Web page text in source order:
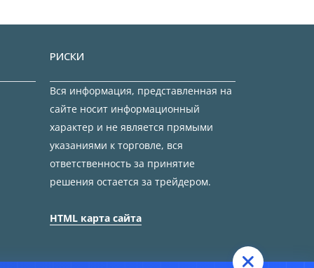
РИСКИ
Вся информация, представленная на
сайте носит информационный
характер и не является прямыми
указаниями к торговле, вся
ответственность за принятие
решения остается за трейдером.
HTML карта сайта